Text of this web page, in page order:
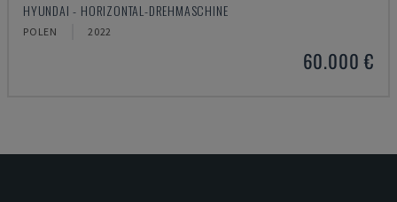
HYUNDAI - HORIZONTAL-DREHMASCHINE
POLEN 2022
60.000 €